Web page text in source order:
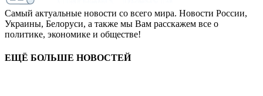
Самый актуальные новости со всего мира. Новости России,
Украины, Белоруси, а также мы Вам расскажем все о
политике, экономике и обществе!
ЕЩЁ БОЛЬШЕ НОВОСТЕЙ